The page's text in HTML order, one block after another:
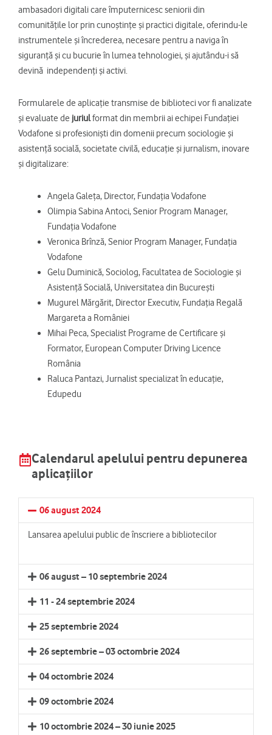
ambasadori digitali care împuternicesc seniorii din
comunitățile lor prin cunoștințe și practici digitale, oferindu-le
instrumentele și încrederea, necesare pentru a naviga în
siguranță și cu bucurie în lumea tehnologiei, și ajutându-i să
devină independenți și activi.
Formularele de aplicație transmise de biblioteci vor fi analizate
și evaluate de juriulformat din membrii ai echipei Fundației
Vodafone si profesioniști din domenii precum sociologie și
asistență socială, societate civilă, educație și jurnalism, inovare
și digitalizare:
Angela Galeța, Director, Fundația Vodafone
Olimpia Sabina Antoci, Senior Program Manager,
Fundația Vodafone
Veronica Brînză, Senior Program Manager, Fundația
Vodafone
Gelu Duminică, Sociolog, Facultatea de Sociologie și
Asistență Socială, Universitatea din București
Mugurel Mărgărit, Director Executiv, Fundația Regală
Margareta a României
Mihai Peca, Specialist Programe de Certificare și
Formator, European Computer Driving Licence
România
Raluca Pantazi, Jurnalist specializat în educație,
Edupedu
Calendarul apelului pentru depunerea
aplicațiilor
06 august 2024
Lansarea apelului public de înscriere a bibliotecilor
06 august – 10 septembrie 2024
11 - 24 septembrie 2024
25 septembrie 2024
26 septembrie – 03 octombrie 2024
04 octombrie 2024
09 octombrie 2024
10 octombrie 2024 – 30 iunie 2025